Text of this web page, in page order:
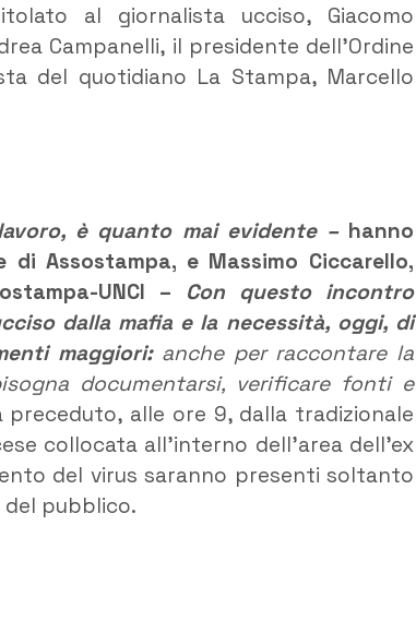
al giornalista ucciso, Giacomo
Campanelli, il presidente dell’Ordine
del quotidiano La Stampa, Marcello
è quanto mai evidente – hanno
Assostampa, e Massimo Ciccarello,
UNCI – Con questo incontro
dalla mafia e la necessità, oggi, di
maggiori: anche per raccontare la
documentarsi, verificare fonti e
alle ore 9, dalla tradizionale
collocata all’interno dell’area dell’ex
del virus saranno presenti soltanto
del pubblico.